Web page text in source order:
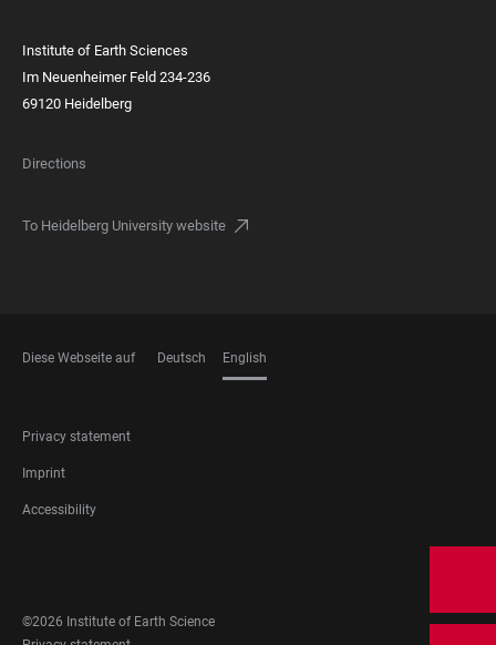
Institute of Earth Sciences
Im Neuenheimer Feld 234-236
69120 Heidelberg
Directions
To Heidelberg University website
Diese Webseite auf Deutsch English
FOOTER
LEGAL
Privacy statement
Imprint
Accessibility
MEDIA
©2026 Institute of Earth Science